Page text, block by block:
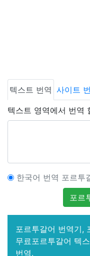
텍스트 번역 사이트
텍스트 영역에서 번역
한국어 번역 포르투
포르
포르투갈어 번역기,
무료포르투갈어 텍
번역.